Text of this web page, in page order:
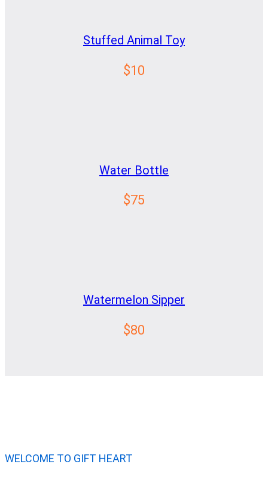
Stuffed Animal Toy
$10
Water Bottle
$75
Watermelon Sipper
$80
WELCOME TO GIFT HEART